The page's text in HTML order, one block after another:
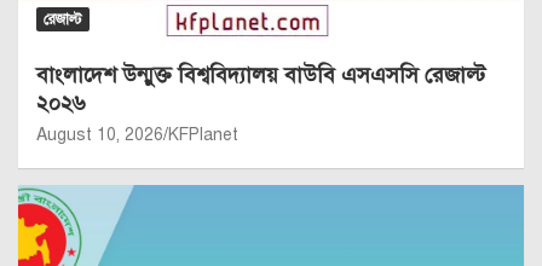
রেজাল্ট
বাংলাদেশ উন্মুক্ত বিশ্ববিদ্যালয় বাউবি এসএসসি রেজাল্ট
২০২৬
August 10, 2026 KFPlanet